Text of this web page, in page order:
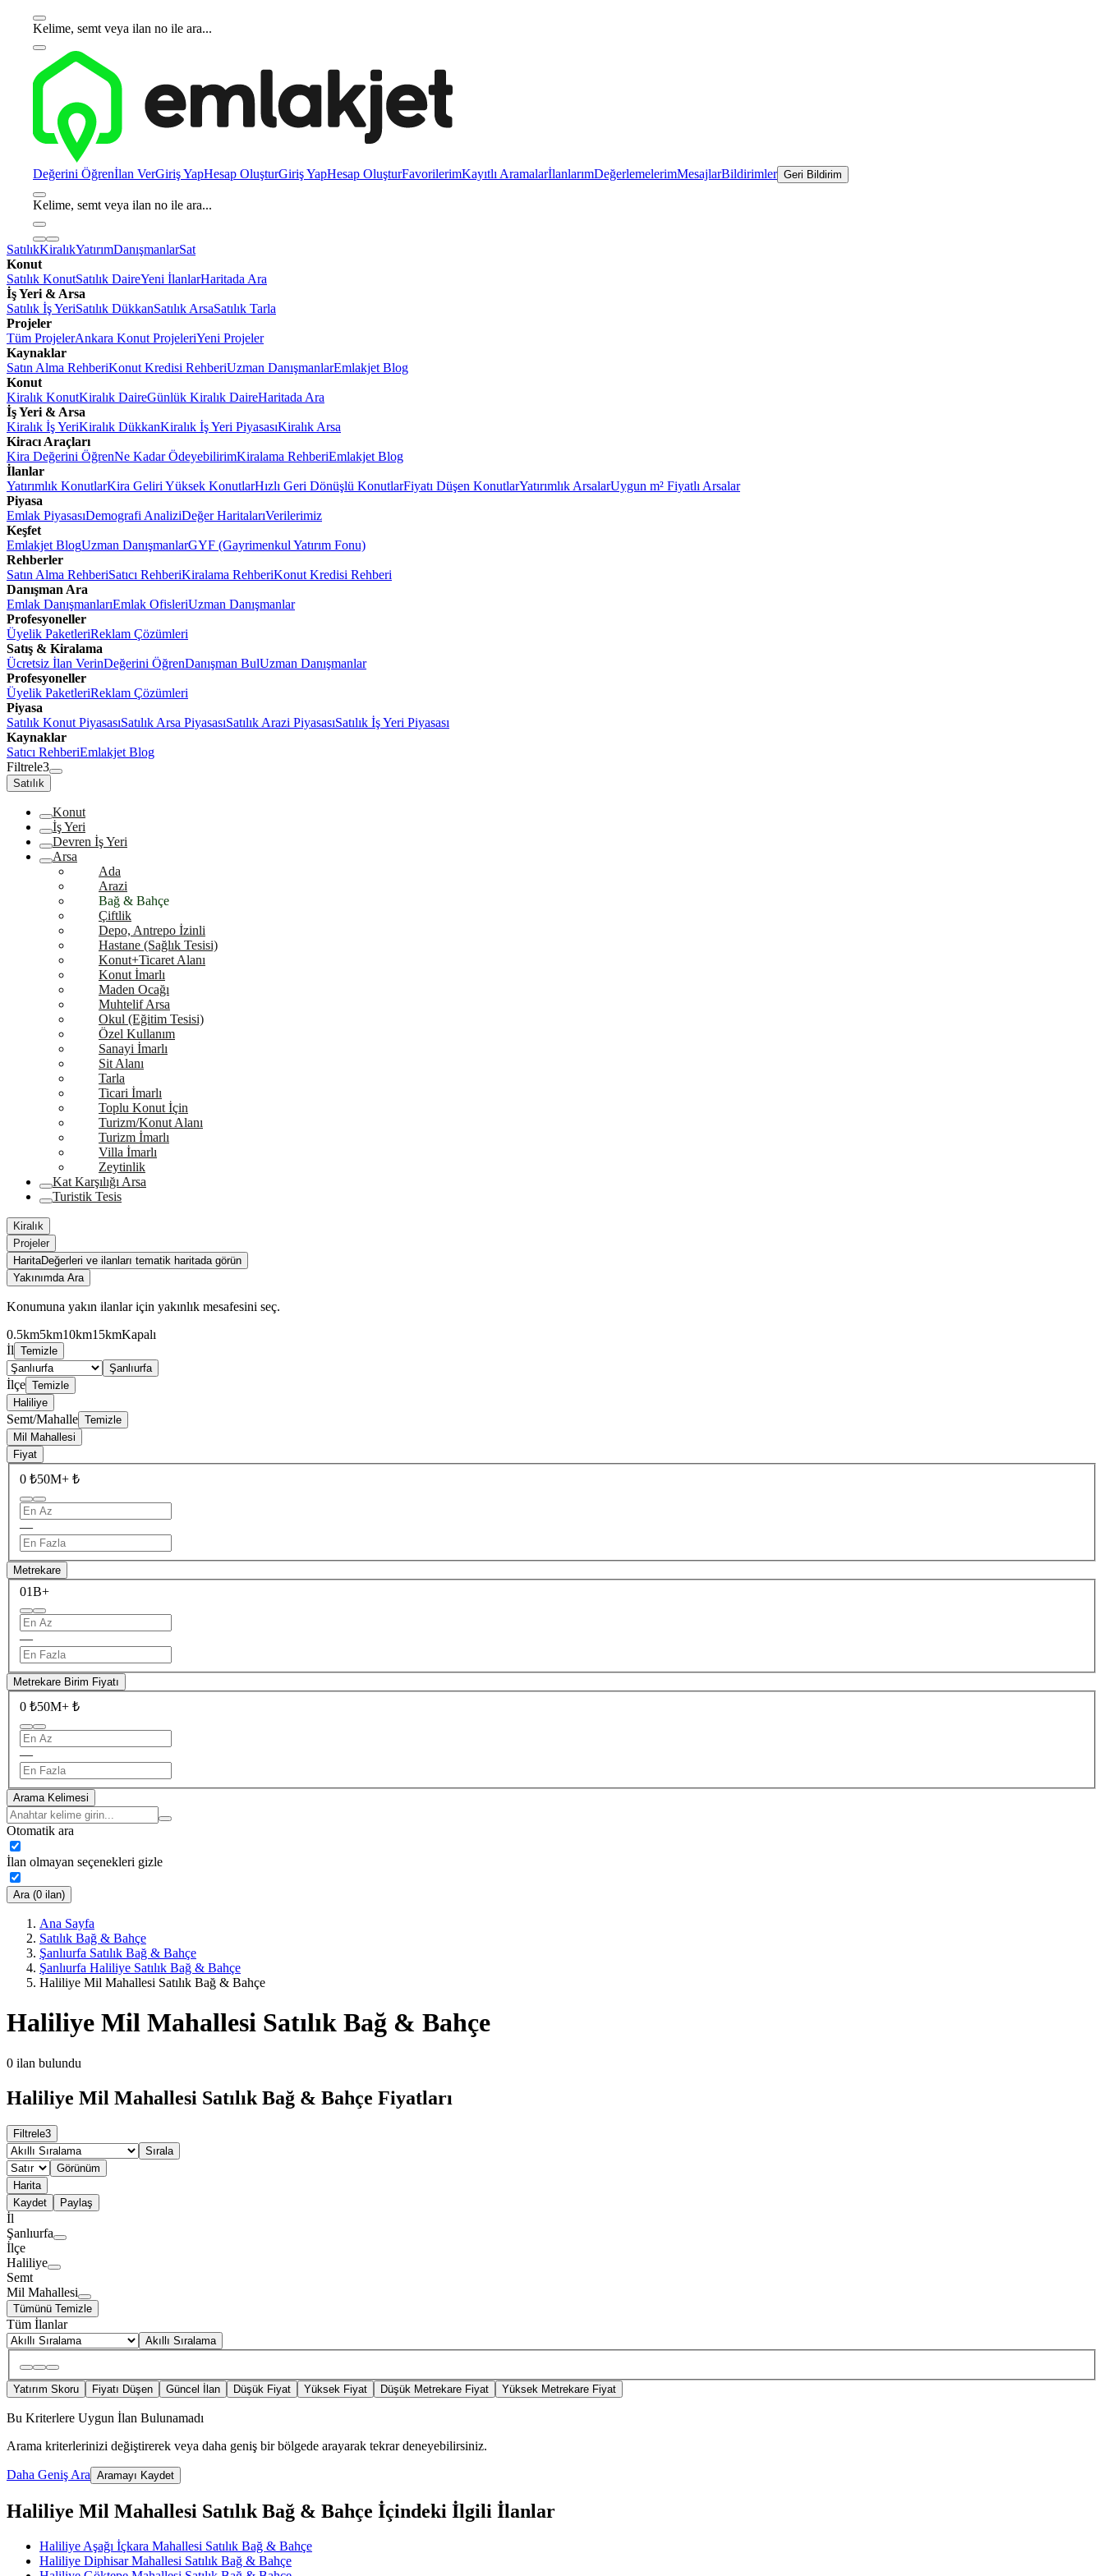
Kelime, semt veya ilan no ile ara...
Değerini Öğrenİlan VerGiriş YapHesap OluşturGiriş YapHesap OluşturFavorilerimKayıtlı AramalarİlanlarımDeğerlemelerimMesajlarBildirimler Geri Bildirim
Kelime, semt veya ilan no ile ara...
SatılıkKiralıkYatırımDanışmanlarSat
Konut
Satılık KonutSatılık DaireYeni İlanlarHaritada Ara
İş Yeri & Arsa
Satılık İş YeriSatılık DükkanSatılık ArsaSatılık Tarla
Projeler
Tüm ProjelerAnkara Konut ProjeleriYeni Projeler
Kaynaklar
Satın Alma RehberiKonut Kredisi RehberiUzman DanışmanlarEmlakjet Blog
Konut
Kiralık KonutKiralık DaireGünlük Kiralık DaireHaritada Ara
İş Yeri & Arsa
Kiralık İş YeriKiralık DükkanKiralık İş Yeri PiyasasıKiralık Arsa
Kiracı Araçları
Kira Değerini ÖğrenNe Kadar ÖdeyebilirimKiralama RehberiEmlakjet Blog
İlanlar
Yatırımlık KonutlarKira Geliri Yüksek KonutlarHızlı Geri Dönüşlü KonutlarFiyatı Düşen KonutlarYatırımlık ArsalarUygun m² Fiyatlı Arsalar
Piyasa
Emlak PiyasasıDemografi AnaliziDeğer HaritalarıVerilerimiz
Keşfet
Emlakjet BlogUzman DanışmanlarGYF (Gayrimenkul Yatırım Fonu)
Rehberler
Satın Alma RehberiSatıcı RehberiKiralama RehberiKonut Kredisi Rehberi
Danışman Ara
Emlak DanışmanlarıEmlak OfisleriUzman Danışmanlar
Profesyoneller
Üyelik PaketleriReklam Çözümleri
Satış & Kiralama
Ücretsiz İlan VerinDeğerini ÖğrenDanışman BulUzman Danışmanlar
Profesyoneller
Üyelik PaketleriReklam Çözümleri
Piyasa
Satılık Konut PiyasasıSatılık Arsa PiyasasıSatılık Arazi PiyasasıSatılık İş Yeri Piyasası
Kaynaklar
Satıcı RehberiEmlakjet Blog
Filtrele3
Satılık
Konut
İş Yeri
Devren İş Yeri
Arsa
Ada
Arazi
Bağ & Bahçe
Çiftlik
Depo, Antrepo İzinli
Hastane (Sağlık Tesisi)
Konut+Ticaret Alanı
Konut İmarlı
Maden Ocağı
Muhtelif Arsa
Okul (Eğitim Tesisi)
Özel Kullanım
Sanayi İmarlı
Sit Alanı
Tarla
Ticari İmarlı
Toplu Konut İçin
Turizm/Konut Alanı
Turizm İmarlı
Villa İmarlı
Zeytinlik
Kat Karşılığı Arsa
Turistik Tesis
Kiralık
Projeler
HaritaDeğerleri ve ilanları tematik haritada görün
Yakınımda Ara
Konumuna yakın ilanlar için yakınlık mesafesini seç.
0.5km5km10km15kmKapalı
İl Temizle
Şanlıurfa
İlçe Temizle
Haliliye
Semt/Mahalle Temizle
Mil Mahallesi
Fiyat
0 ₺50M+ ₺
—
Metrekare
01B+
—
Metrekare Birim Fiyatı
0 ₺50M+ ₺
—
Arama Kelimesi
Otomatik ara
İlan olmayan seçenekleri gizle
Ara (0 ilan)
Ana Sayfa
Satılık Bağ & Bahçe
Şanlıurfa Satılık Bağ & Bahçe
Şanlıurfa Haliliye Satılık Bağ & Bahçe
Haliliye Mil Mahallesi Satılık Bağ & Bahçe
Haliliye Mil Mahallesi Satılık Bağ & Bahçe
0 ilan bulundu
Haliliye Mil Mahallesi Satılık Bağ & Bahçe Fiyatları
Filtrele3
Sırala
Görünüm
Harita
Kaydet
Paylaş
İl
Şanlıurfa
İlçe
Haliliye
Semt
Mil Mahallesi
Tümünü Temizle
Tüm İlanlar
Akıllı Sıralama
Yatırım Skoru Fiyatı Düşen Güncel İlan Düşük Fiyat Yüksek Fiyat Düşük Metrekare Fiyat Yüksek Metrekare Fiyat
Bu Kriterlere Uygun İlan Bulunamadı
Arama kriterlerinizi değiştirerek veya daha geniş bir bölgede arayarak tekrar deneyebilirsiniz.
Daha Geniş Ara Aramayı Kaydet
Haliliye Mil Mahallesi Satılık Bağ & Bahçe İçindeki İlgili İlanlar
Haliliye Aşağı İçkara Mahallesi Satılık Bağ & Bahçe
Haliliye Diphisar Mahallesi Satılık Bağ & Bahçe